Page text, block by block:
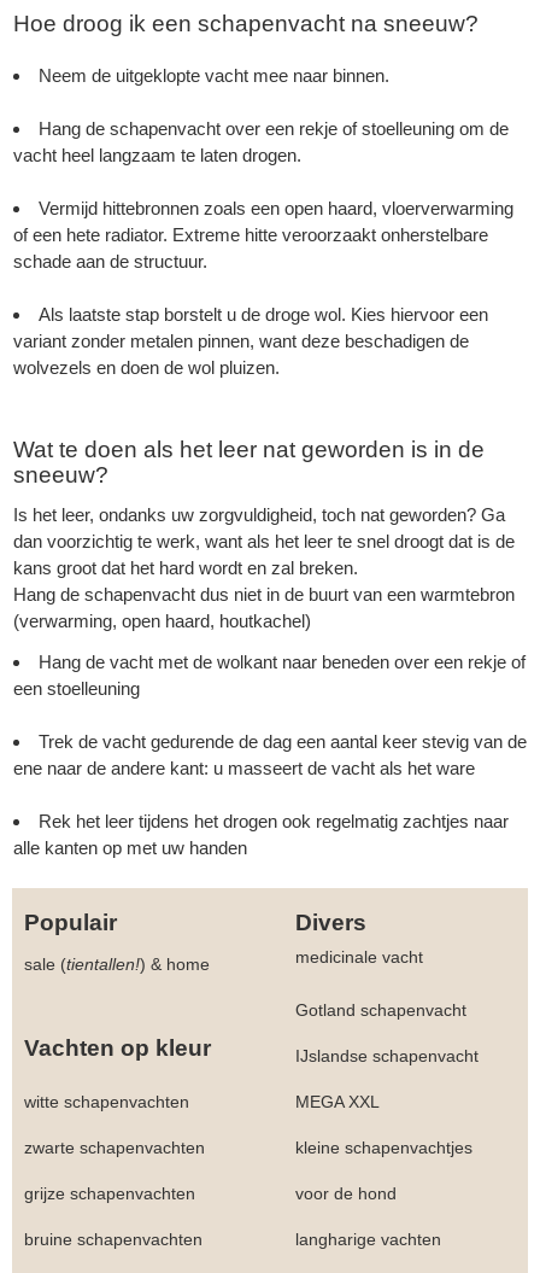
Hoe droog ik een schapenvacht na sneeuw?
Neem de uitgeklopte vacht mee naar binnen.
Hang de schapenvacht over een rekje of stoelleuning om de
vacht heel langzaam te laten drogen.
Vermijd hittebronnen zoals een open haard, vloerverwarming
of een hete radiator. Extreme hitte veroorzaakt onherstelbare
schade aan de structuur.
Als laatste stap borstelt u de droge wol. Kies hiervoor een
variant zonder metalen pinnen, want deze beschadigen de
wolvezels en doen de wol pluizen.
Wat te doen als het leer nat geworden is in de
sneeuw?
Is het leer, ondanks uw zorgvuldigheid, toch nat geworden? Ga
dan voorzichtig te werk, want als het leer te snel droogt dat is de
kans groot dat het hard wordt en zal breken.
Hang de schapenvacht dus niet in de buurt van een warmtebron
(verwarming, open haard, houtkachel)
Hang de vacht met de wolkant naar beneden over een rekje of
een stoelleuning
Trek de vacht gedurende de dag een aantal keer stevig van de
ene naar de andere kant: u masseert de vacht als het ware
Rek het leer tijdens het drogen ook regelmatig zachtjes naar
alle kanten op met uw handen
Populair Divers
sale (tientallen!) & home medicinale vacht
Gotland schapenvacht
Vachten op kleur IJslandse schapenvacht
witte schapenvachten MEGA XXL
zwarte schapenvachten kleine schapenvachtjes
grijze schapenvachten voor de hond
bruine schapenvachten langharige vachten